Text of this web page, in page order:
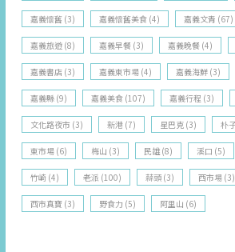
嘉義懷舊 (3) 嘉義懷舊美食 (4) 嘉義文青 (67)
嘉義旅遊 (8) 嘉義早餐 (3) 嘉義晚餐 (4)
嘉義書店 (3) 嘉義東市場 (4) 嘉義海鮮 (3)
嘉義縣 (9) 嘉義美食 (107) 嘉義行程 (3)
文化路夜市 (3) 新港 (7) 星巴克 (3) 朴
東市場 (6) 梅山 (3) 民雄 (8) 溪口 (5)
竹崎 (4) 老派 (100) 蒜頭 (3) 西市場 (3)
西市真寶 (3) 野食力 (5) 阿里山 (6)